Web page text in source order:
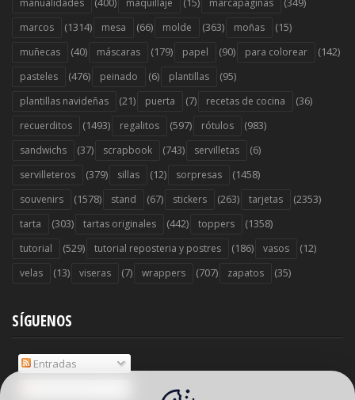
manualidades maquillaje marcapaginas
marcos (1314) mesa (66) molde (363) moñas (15)
muñecas (40) máscaras (179) papel (90) para colorear (142)
pasteles (476) peinado (6) plantillas (95)
plantillas navideñas (21) puerta (7) recetas de cocina (36)
recuerditos (1493) regalitos (597) rótulos (983)
sandwichs (37) scrapbook (743) servilletas (6)
servilleteros (379) sillas (12) sorpresas (1458)
souvenirs (1578) stand (67) stickers (263) tarjetas (2353)
tarta (303) tartas originales (442) toppers (1358)
tutorial (529) tutorial reposteria y postres (186) vasos (12)
velas (13) viseras (7) wrappers (707) zapatos (35)
SÍGUENOS
Entradas